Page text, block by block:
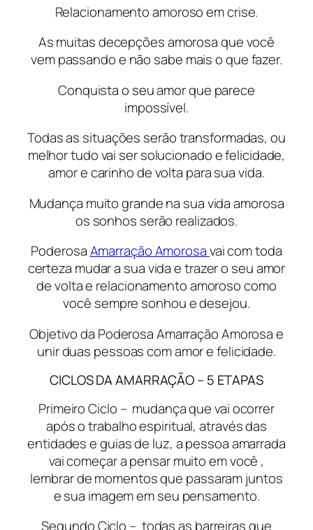
Relacionamento amoroso em crise.
As muitas decepções amorosa que você
vem passando e não sabe mais o que fazer.
Conquista o seu amor que parece
impossível.
Todas as situações serão transformadas, ou
melhor tudo vai ser solucionado e felicidade,
amor e carinho de volta para sua vida.
Mudança muito grande na sua vida amorosa
os sonhos serão realizados.
PoderosaAmarração Amorosavai com toda
certeza mudar a sua vida e trazer o seu amor
de volta e relacionamento amoroso como
você sempre sonhou e desejou.
Objetivo da Poderosa Amarração Amorosa e
unir duas pessoas com amor e felicidade.
CICLOS DA AMARRAÇÃO – 5 ETAPAS
Primeiro Ciclo – mudança que vai ocorrer
após o trabalho espiritual, através das
entidades e guias de luz, a pessoa amarrada
vai começar a pensar muito em você ,
lembrar de momentos que passaram juntos
e sua imagem em seu pensamento.
Segundo Ciclo – todas as barreiras que